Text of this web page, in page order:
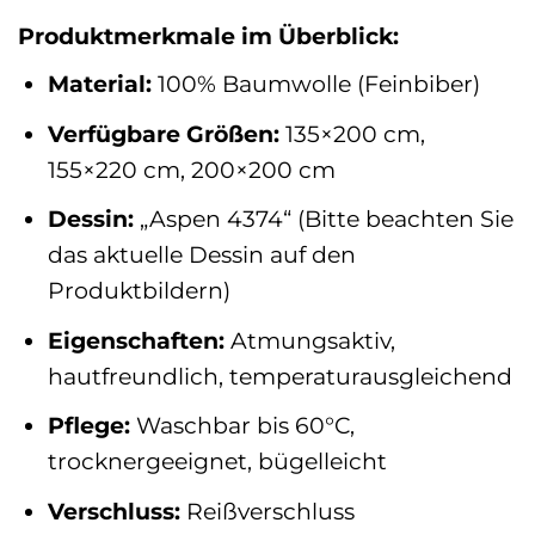
Produktmerkmale im Überblick:
Material: 100% Baumwolle (Feinbiber)
Verfügbare Größen: 135×200 cm,
155×220 cm, 200×200 cm
Dessin: „Aspen 4374“ (Bitte beachten Sie
das aktuelle Dessin auf den
Produktbildern)
Eigenschaften: Atmungsaktiv,
hautfreundlich, temperaturausgleichend
Pflege: Waschbar bis 60°C,
trocknergeeignet, bügelleicht
Verschluss: Reißverschluss